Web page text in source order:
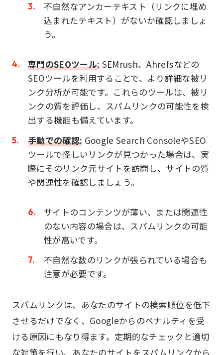
不自然なアンカーテキスト（リンクに埋め
込まれたテキスト）がないか確認しましょ
う。
専門のSEOツール: SEMrush、Ahrefsなどの
SEOツールを利用することで、より詳細な被リ
ンク分析が可能です。これらのツールは、被リ
ンクの質を評価し、スパムリンクの可能性を検
出する機能も備えています。
手動での確認: Google Search ConsoleやSEO
ツールで怪しいリンクが見つかった場合は、実
際にそのリンク元サイトを訪問し、サイトの質
や関連性を確認しましょう。
サイトのコンテンツが薄い、または関連性
のない内容の場合は、スパムリンクの可能
性が高いです。
不自然な数のリンクが張られている場合も
注意が必要です。
スパムリンクは、あなたのサイトの検索順位を低下
させるだけでなく、Googleからのペナルティを受
ける原因にもなり得ます。定期的なチェックと適切
な対策を行い、あなたのサイトをスパムリンクから